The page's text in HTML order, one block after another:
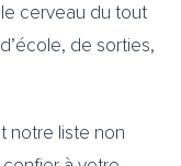
cerveau du tout
de sorties,
notre liste non